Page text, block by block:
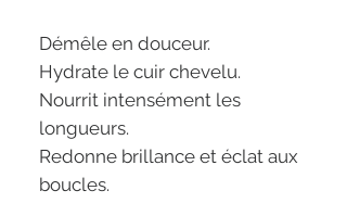
Démêle en douceur.
Hydrate le cuir chevelu.
Nourrit intensément les
longueurs.
Redonne brillance et éclat aux
boucles.